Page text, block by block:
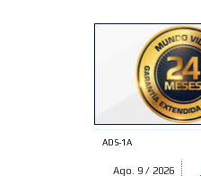
ADS-1A
Ago. 9 / 2026